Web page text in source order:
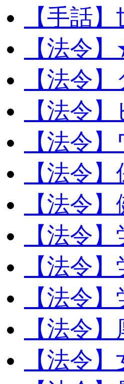
【手話
【法令
【法令
【法令
【法令
【法令
【法令
【法令
【法令
【法令
【法令
【法令